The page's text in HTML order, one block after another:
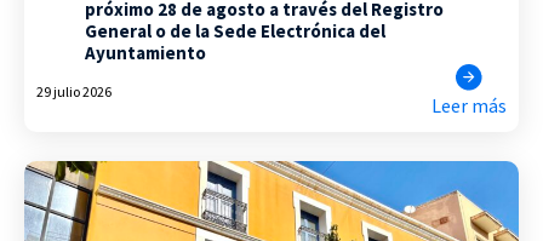
próximo 28 de agosto a través del Registro
General o de la Sede Electrónica del
Ayuntamiento
29 julio 2026
Leer más